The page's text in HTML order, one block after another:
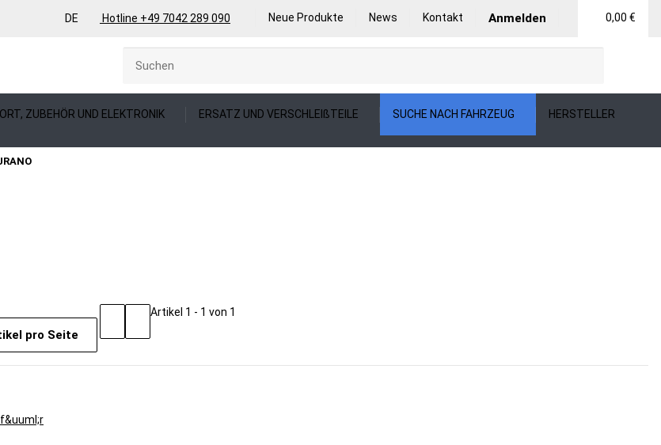
DE Hotline +49 7042 289 090 Neue Produkte News Kontakt Anmelden 0,00 €
ZUBEHÖR UND ELEKTRONIK ERSATZ UND VERSCHLEIßTEILE SUCHE NACH FAHRZEUG HERSTELLER
pro Seite
Artikel 1 - 1 von 1